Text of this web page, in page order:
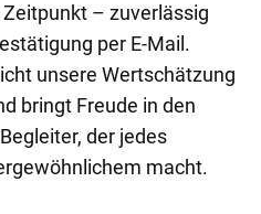
– zuverlässig
per E-Mail.
unsere Wertschätzung
bringt Freude in den
der jedes
macht.